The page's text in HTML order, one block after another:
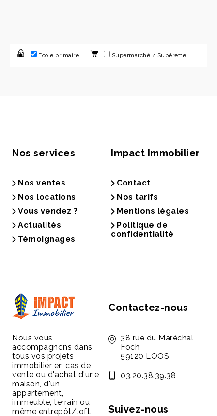
Ecole primaire Supermarché / Supérette
Nos services
Nos ventes
Nos locations
Vous vendez ?
Actualités
Témoignages
Impact Immobilier
Contact
Nos tarifs
Mentions légales
Politique de
confidentialité
Nous vous
accompagnons dans
tous vos projets
immobilier en cas de
vente ou d'achat d'une
maison, d'un
appartement,
immeuble, terrain ou
même entrepôt/loft.
Contactez-nous
38 rue du Maréchal
Foch
59120 LOOS
03.20.38.39.38
Suivez-nous